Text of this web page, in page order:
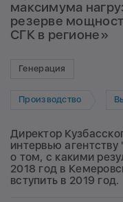
максимума
резерве
СГК в регионе»
Генерация
Производство
Директор
интервью
о том, с какими
2018 год в
вступить в 2019 год.